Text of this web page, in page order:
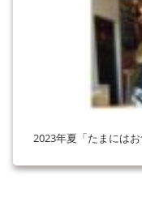
2023年夏「たまにはお